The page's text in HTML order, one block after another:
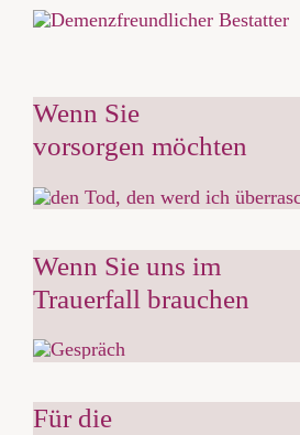
Wenn Sie
vorsorgen möchten
Wenn Sie uns im
Trauerfall brauchen
Für die